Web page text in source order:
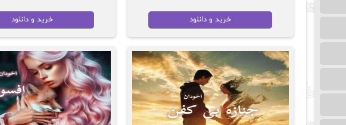
تومان50,000
بود.
خرید و دانلود خرید و دانلود